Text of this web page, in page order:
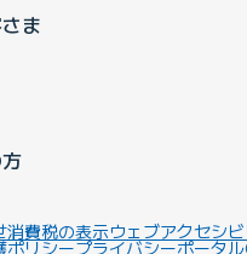
ま
消費税の表示ウェブアクセシ
ポリシープライバシーポータル